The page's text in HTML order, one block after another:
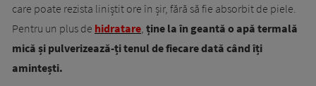
care poate rezista liniștit ore în șir, fără să fie absorbit de piele.
Pentru un plus de hidratare, ține la în geantă o apă termală
mică și pulverizează-ți tenul de fiecare dată când îți
amintești.